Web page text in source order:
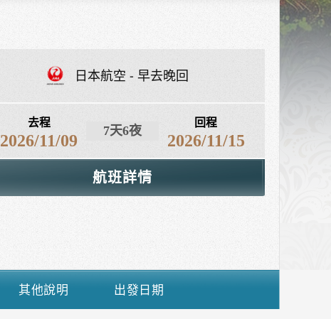
其他說明 出發日期
日本航空 早去晚回
去程
2026/11/09
7天6夜
回程
2026/11/15
航班詳情